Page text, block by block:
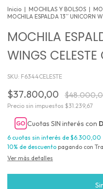
Inicio | MOCHILAS Y BOLSOS |
MOCHILA ESPALDA 13´´ UNICORN
MOCHILA
WINGS
SKU: F6344CELESTE
$37.800,00
Precio sin impuestos $31.239,67
Cuotas SIN interés con
6 cuotas sin interés de $6.300,00
10% de descuento pagando con
Ver más detalles